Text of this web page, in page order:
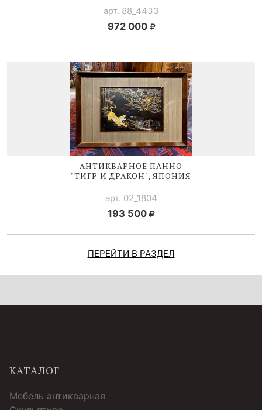
арт. 88_4433
972 000
АНТИКВАРНОЕ ПАННО
"ТИГР И ДРАКОН", ЯПОНИЯ
арт. 02_1804
193 500
ПЕРЕЙТИ В РАЗДЕЛ
КАТАЛОГ
Мебель антикварная